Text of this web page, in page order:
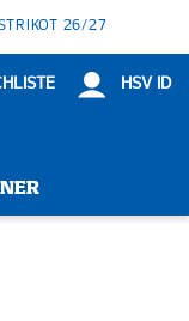
26/27
HSV ID